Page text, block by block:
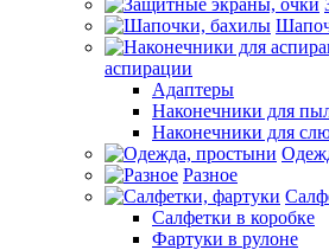
аспирации
Адаптеры
Наконечники для
Наконечники для
Разное
Салфетки в коробке
Фартуки в рулоне